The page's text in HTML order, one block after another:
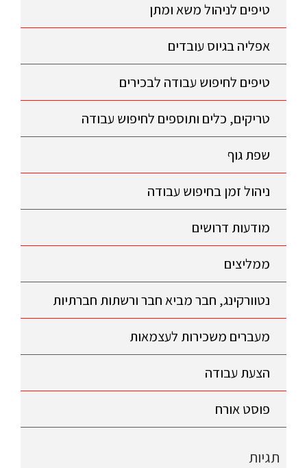
טיפים לניהול משא ומתן
אפליה בגיוס עובדים
טיפים לחיפוש עבודה לבכירים
טריקים, כלים ותוספים לחיפוש עבודה
שפת גוף
ניהול זמן בחיפוש עבודה
מודעות דרושים
ממליצים
נטוורקינג, חבר מביא חבר ורשתות חברתיות
מעברים משכירות לעצמאות
הצעת עבודה
פוסט אורח
תגיות